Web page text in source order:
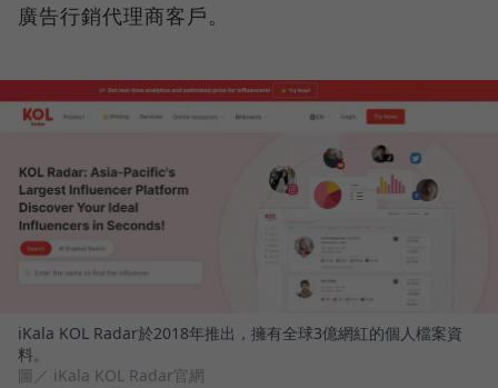
廣告行銷代理商客戶。
iKala KOL Radar於2018年推出，擁有全球3億網紅的個人檔案資
料。
圖／ iKala KOL Radar官網